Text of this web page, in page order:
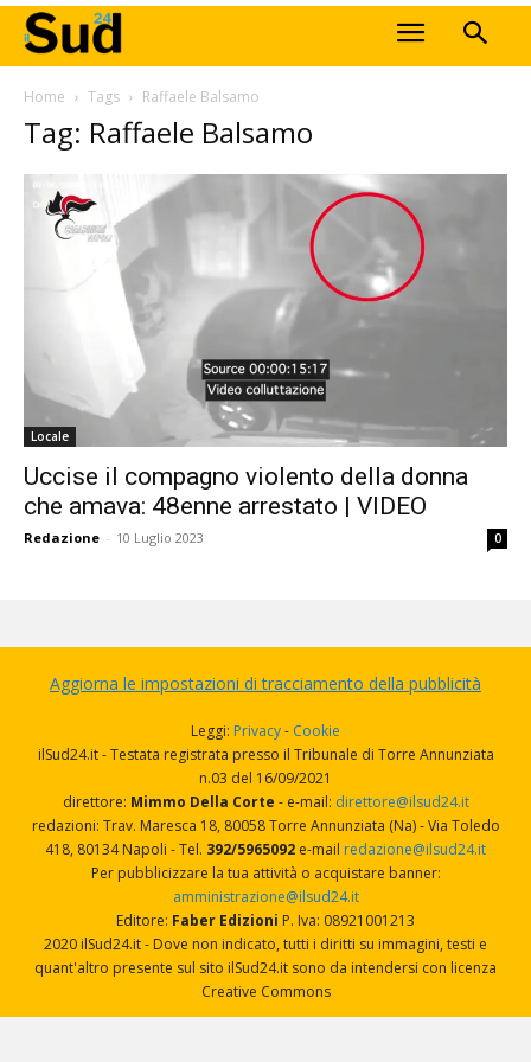
Home Tags Raffaele Balsamo
Tag: Raffaele Balsamo
Locale
Uccise il compagno violento della donna
che amava: 48enne arrestato | VIDEO
Redazione - 10 Luglio 2023 0
Aggiorna le impostazioni di tracciamento della pubblicità
Leggi: Privacy- Cookie
ilSud24.it - Testata registrata presso il Tribunale di Torre Annunziata
n.03 del 16/09/2021
direttore: Mimmo Della Corte - e-mail: direttore@ilsud24.it
redazioni: Trav. Maresca 18, 80058 Torre Annunziata (Na) - Via Toledo
418, 80134 Napoli - Tel. 392/5965092 e-mail redazione@ilsud24.it
Per pubblicizzare la tua attività o acquistare banner:
amministrazione@ilsud24.it
Editore: Faber Edizioni P. Iva: 08921001213
2020 ilSud24.it - Dove non indicato, tutti i diritti su immagini, testi e
quant'altro presente sul sito ilSud24.it sono da intendersi con licenza
Creative Commons